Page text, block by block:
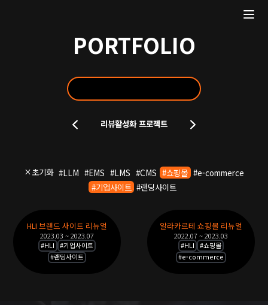
PORTFOLIO
리뷰활성화 프로젝트
초기화 #LLM #EMS #LMS #CMS #쇼핑몰 #e-commerce
#기업사이트 #랜딩사이트
HLI 브랜드 사이트 리뉴얼
2023.03 ~ 2023.07
#HLI #기업사이트
#랜딩사이트
알라카르테 쇼핑몰 리뉴얼
2022.07 ~ 2023.03
#HLI #쇼핑몰
#e-commerce